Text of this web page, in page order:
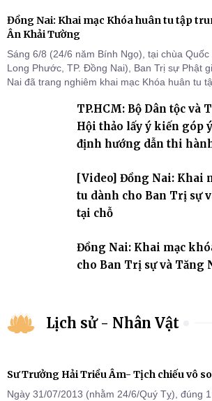
Đồng Nai: Khai mạc Khóa huân tu tập
Ân Khải Tường
Sáng 6/8 (24/6 năm Bính Ngọ), tại chùa
Long Phước, TP. Đồng Nai), Ban Trị sự Phật
Nai đã trang nghiêm khai mạc Khóa huân tu
chỗ khu vực VII, VIII và trường hạ chùa Quốc
TP.HCM: Bộ Dân tộc và
Hội thảo lấy ý kiến góp
định hướng dẫn thi
[Video] Đồng Nai: Khai
tu dành cho Ban Trị sự
tại chỗ
Đồng Nai: Khai mạc
cho Ban Trị sự và Tăng
Lịch sử - Nhân Vật
Sư Trưởng Hải Triều Âm- Tịch chiếu vô
Ngày 31/07/2013 (nhằm 24/6/Quý Tỵ), đúng